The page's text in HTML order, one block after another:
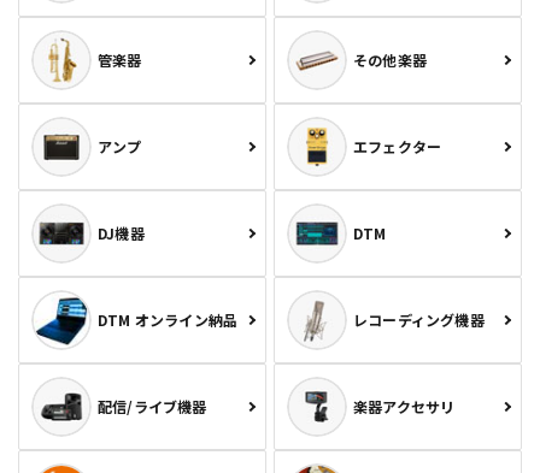
管楽器 その他楽器
アンプ エフェクター
DJ機器 DTM
DTM オンライン納品 レコーディング機器
配信/ライブ機器 楽器アクセサリ